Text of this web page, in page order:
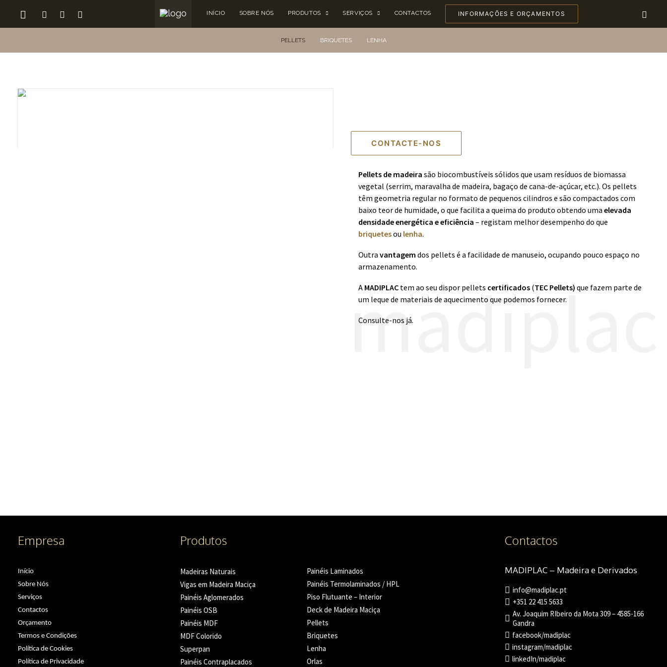
INÍCIO SOBRE NÓS PRODUTOS SERVIÇOS CONTACTOS INFORMAÇÕES E ORÇAMENTOS
PELLETS BRIQUETES LENHA
CONTACTE-NOS
Pellets de madeira são biocombustíveis sólidos que usam resíduos de biomassa
vegetal (serrim, maravalha de madeira, bagaço de cana-de-açúcar, etc.). Os pellets
têm geometria regular no formato de pequenos cilindros e são compactados com
baixo teor de humidade, o que facilita a queima do produto obtendo uma elevada
densidade energética e eficiência – registam melhor desempenho do que
briquetesou lenha.
Outra vantagem dos pellets é a facilidade de manuseio, ocupando pouco espaço no
armazenamento.
A MADIPLAC tem ao seu dispor pellets certificados (TEC Pellets) que fazem parte de
um leque de materiais de aquecimento que podemos fornecer.
Consulte-nos já.
madiplac
Empresa
Início
Sobre Nós
Serviços
Contactos
Orçamento
Termos e Condições
Política de Cookies
Política de Privacidade
Produtos
Madeiras Naturais
Vigas em Madeira Maciça
Painéis Aglomerados
Painéis OSB
Painéis MDF
MDF Colorido
Superpan
Painéis Contraplacados
Painéis Laminados
Painéis Termolaminados / HPL
Piso Flutuante – Interior
Deck de Madeira Maciça
Pellets
Briquetes
Lenha
Orlas
Contactos
MADIPLAC – Madeira e Derivados
info@madiplac.pt
+351 22 415 5633
Av. Joaquim RIbeiro da Mota 309 – 4585-166
Gandra
facebook/madiplac
instagram/madiplac
linkedIn/madiplac